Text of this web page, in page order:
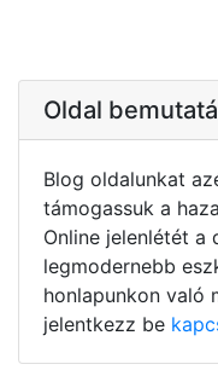
Oldal
Blog oldalunkat
támogassuk a
Online jelenlétét a
legmodernebb
honlapunkon való
jelentkezz be